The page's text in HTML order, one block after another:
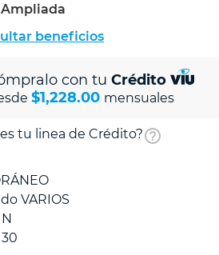
beneficios
con tu Crédito
$1,228.00 mensuales
tu linea de Crédito?
VARIOS